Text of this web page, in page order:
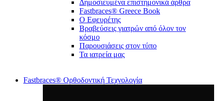
Δημοσιευμένα επιστημονικά άρθρα
Fastbraces® Greece Book
Ο Εφευρέτης
Bραβεύσεις γιατρών από όλον τον
κόσμο
Παρουσιάσεις στον τύπο
Τα ιατρεία μας
Fastbraces® Ορθοδοντική Τεχνολογία